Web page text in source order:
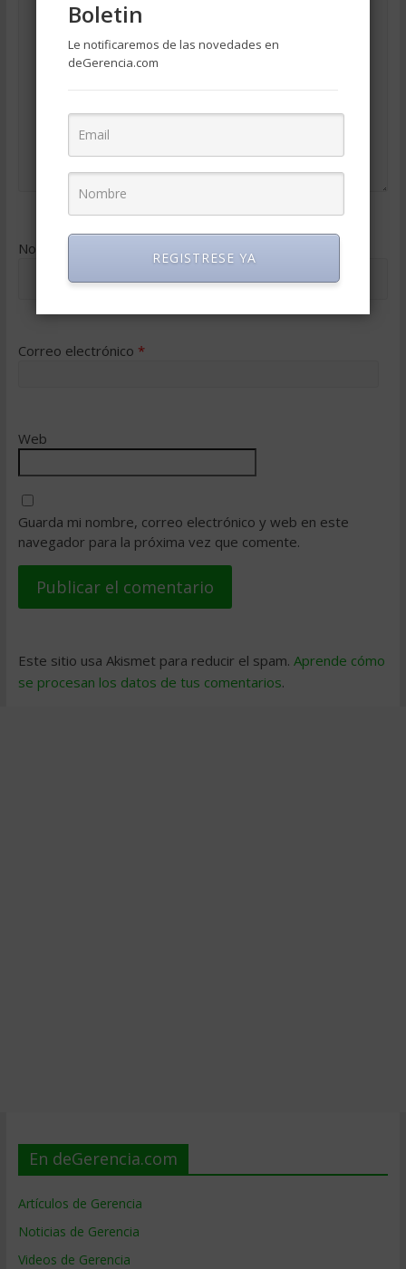
Nombre
Correo electrónico *
Web
Guarda mi nombre, correo electrónico y web en este
navegador para la próxima vez que comente.
Este sitio usa Akismet para reducir el spam. Aprende cómo
se procesan los datos de tus comentarios.
En deGerencia.com
Artículos de Gerencia
Noticias de Gerencia
Videos de Gerencia
Boletin
Le notificaremos de las novedades en
deGerencia.com
REGISTRESE YA